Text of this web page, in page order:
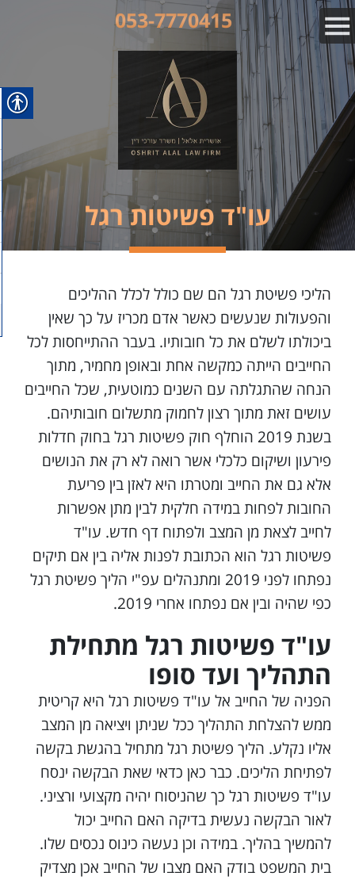
053-7770415
עו"ד פשיטות רגל
הליכי פשיטת רגל הם שם כולל לכלל ההליכים
והפעולות שנעשים כאשר אדם מכריז על כך שאין
ביכולתו לשלם את כל חובותיו. בעבר ההתייחסות לכל
החייבים הייתה כמקשה אחת ובאופן מחמיר, מתוך
הנחה שהתגלתה עם השנים כמוטעית, שכל החייבים
עושים זאת מתוך רצון לחמוק מתשלום חובותיהם.
בשנת 2019 הוחלף חוק פשיטות רגל בחוק חדלות
פירעון ושיקום כלכלי אשר רואה לא רק את הנושים
אלא גם את החייב ומטרתו היא לאזן בין פריעת
החובות לפחות במידה חלקית לבין מתן אפשרות
לחייב לצאת מן המצב ולפתוח דף חדש. עו"ד
פשיטות רגל הוא הכתובת לפנות אליה בין אם תיקים
נפתחו לפני 2019 ומתנהלים עפ"י הליך פשיטת רגל
כפי שהיה ובין אם נפתחו אחרי 2019.
עו"ד פשיטות רגל מתחילת
התהליך ועד סופו
הפניה של החייב אל עו"ד פשיטות רגל היא קריטית
ממש להצלחת התהליך ככל שניתן ויציאה מן המצב
אליו נקלע. הליך פשיטת רגל מתחיל בהגשת בקשה
לפתיחת הליכים. כבר כאן כדאי שאת הבקשה ינסח
עו"ד פשיטות רגל כך שהניסוח יהיה מקצועי ורציני.
לאור הבקשה נעשית בדיקה האם החייב יכול
להמשיך בהליך. במידה וכן נעשה כינוס נכסים שלו.
בית המשפט בודק האם מצבו של החייב אכן מצדיק